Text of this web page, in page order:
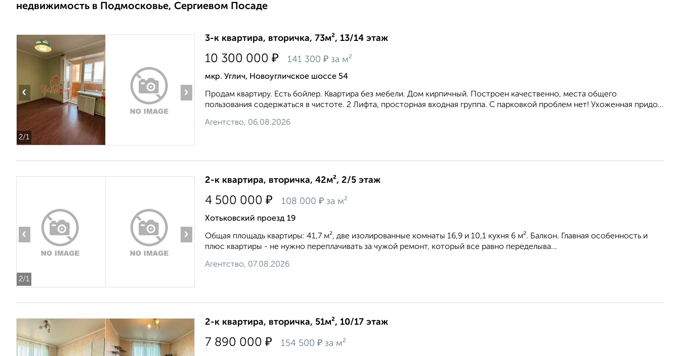
недвижимость в Подмосковье, Сергиевом Посаде
2/1
‹ ›
3-к квартира, вторичка, 73м², 13/14 этаж
10 300 000 ₽ 141 300 ₽ за м²
мкр. Углич, Новоугличское шоссе 54
Продам квартиру. Есть бойлер. Квартира без мебели. Дом кирпичный. Построен качественно, места общего
пользования содержаться в чистоте. 2 Лифта, просторная входная группа. С парковкой проблем нет! Ухоженная придо...
Агентство, 06.08.2026
2/1
‹ ›
2-к квартира, вторичка, 42м², 2/5 этаж
4 500 000 ₽ 108 000 ₽ за м²
Хотьковский проезд 19
Общая площадь квартиры: 41,7 м², две изолированные комнаты 16,9 и 10,1 кухня 6 м². Балкон. Главная особенность и
плюс квартиры - не нужно переплачивать за чужой ремонт, который все равно переделыва...
Агентство, 07.08.2026
2-к квартира, вторичка, 51м², 10/17 этаж
7 890 000 ₽ 154 500 ₽ за м²